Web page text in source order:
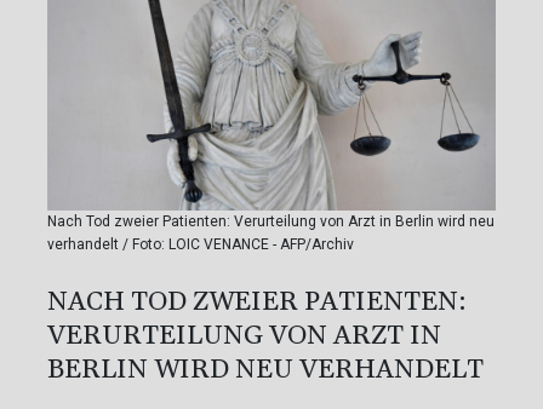
Nach Tod zweier Patienten: Verurteilung von Arzt in Berlin wird neu
verhandelt / Foto: LOIC VENANCE - AFP/Archiv
NACH TOD ZWEIER PATIENTEN:
VERURTEILUNG VON ARZT IN
BERLIN WIRD NEU VERHANDELT